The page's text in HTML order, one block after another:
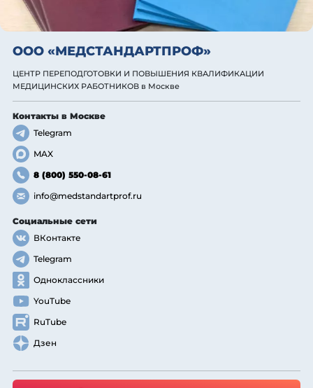
ООО «МЕДСТАНДАРТПРОФ»
ЦЕНТР ПЕРЕПОДГОТОВКИ И ПОВЫШЕНИЯ КВАЛИФИКАЦИИ
МЕДИЦИНСКИХ РАБОТНИКОВ в Москве
Контакты в Москве
Telegram
MAX
8 (800) 550-08-61
info@medstandartprof.ru
Социальные сети
ВКонтакте
Telegram
Одноклассники
YouTube
RuTube
Дзен